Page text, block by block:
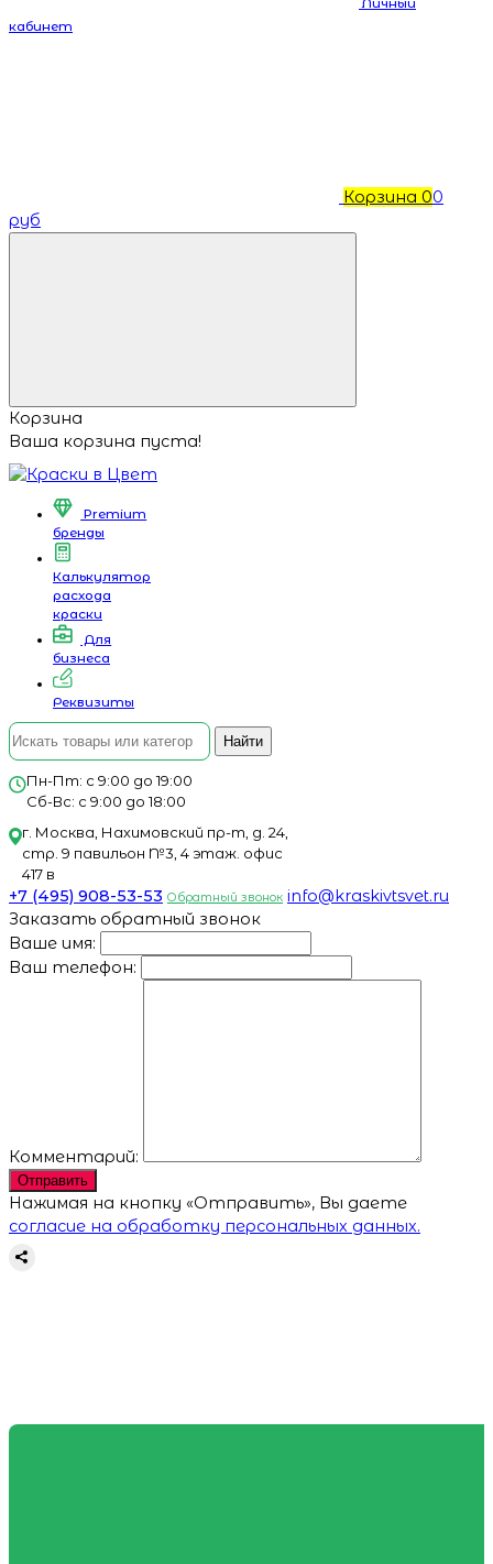
кабинет
Корзина 00
руб
Корзина
Ваша корзина пуста!
Premium
бренды
Калькулятор
расхода
краски
Для
бизнеса
Реквизиты
Найти
Пн-Пт: с 9:00 до 19:00
Сб-Вс: с 9:00 до 18:00
г. Москва, Нахимовский пр-т, д. 24,
стр. 9 павильон №3, 4 этаж. офис
417 в
+7 (495) 908-53-53 Обратный звонок info@kraskivtsvet.ru
Заказать обратный звонок
Ваше имя:
Ваш телефон:
Комментарий:
Отправить
Нажимая на кнопку «Отправить», Вы даете
согласие на обработку персональных данных.